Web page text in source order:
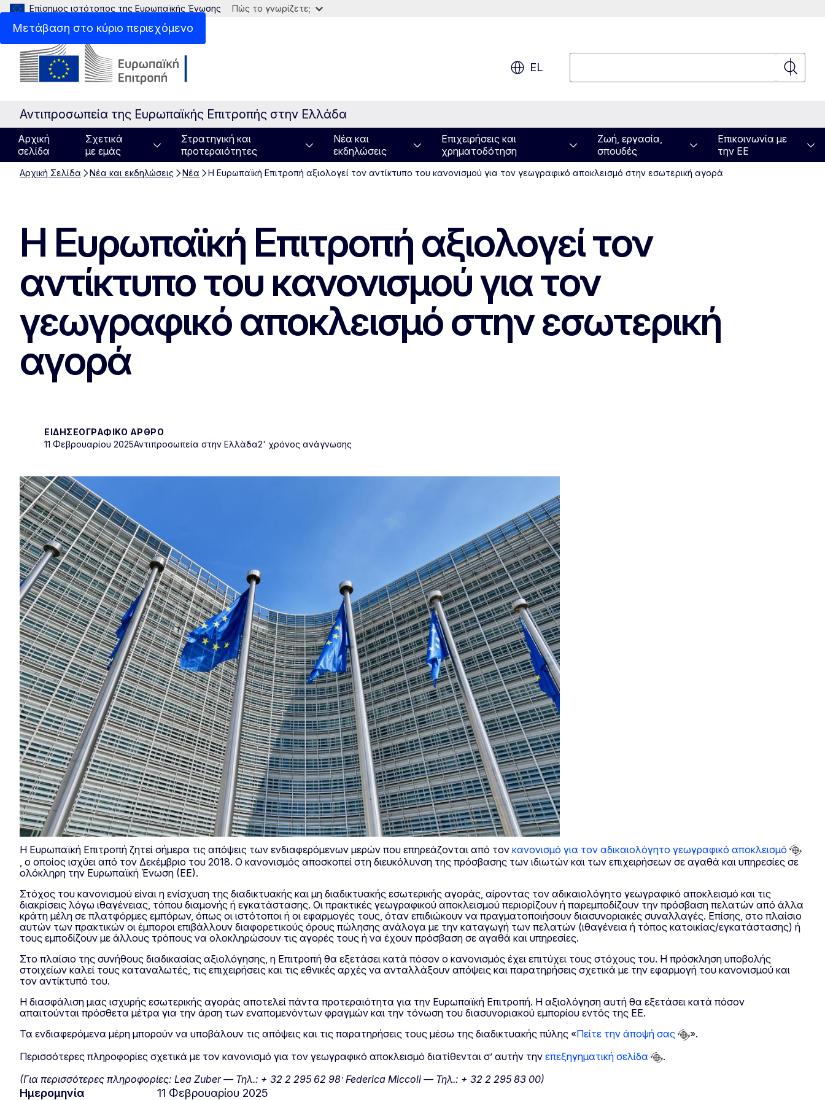
Μετάβαση στο κύριο περιεχόμενο
Επίσημος ιστότοπος της Ευρωπαϊκής Ένωσης Πώς το γνωρίζετε;
EL
Αντιπροσωπεία της Ευρωπαϊκής Επιτροπής στην Ελλάδα
Αρχική
σελίδα
Σχετικά
με εμάς
Στρατηγική και
προτεραιότητες
Νέα και
εκδηλώσεις
Επιχειρήσεις και
χρηματοδότηση
Ζωή, εργασία,
σπουδές
Επικοινωνία με
την ΕΕ
Αρχική Σελίδα Νέα και εκδηλώσεις Νέα Η Ευρωπαϊκή Επιτροπή αξιολογεί τον αντίκτυπο του κανονισμού για τον γεωγραφικό αποκλεισμό στην εσωτερική αγορά
Η Ευρωπαϊκή Επιτροπή αξιολογεί τον
αντίκτυπο του κανονισμού για τον
γεωγραφικό αποκλεισμό στην εσωτερική
αγορά
ΕΙΔΗΣΕΟΓΡΑΦΙΚΌ ΆΡΘΡΟ
11 Φεβρουαρίου 2025Αντιπροσωπεία στην Ελλάδα2' χρόνος ανάγνωσης
Η Ευρωπαϊκή Επιτροπή ζητεί σήμερα τις απόψεις των ενδιαφερόμενων μερών που επηρεάζονται από τον κανονισμό για τον αδικαιολόγητο γεωγραφικό αποκλεισμό
, ο οποίος ισχύει από τον Δεκέμβριο του 2018. Ο κανονισμός αποσκοπεί στη διευκόλυνση της πρόσβασης των ιδιωτών και των επιχειρήσεων σε αγαθά και υπηρεσίες σε
ολόκληρη την Ευρωπαϊκή Ένωση (ΕΕ).
Στόχος του κανονισμού είναι η ενίσχυση της διαδικτυακής και μη διαδικτυακής εσωτερικής αγοράς, αίροντας τον αδικαιολόγητο γεωγραφικό αποκλεισμό και τις
διακρίσεις λόγω ιθαγένειας, τόπου διαμονής ή εγκατάστασης. Οι πρακτικές γεωγραφικού αποκλεισμού περιορίζουν ή παρεμποδίζουν την πρόσβαση πελατών από άλλα
κράτη μέλη σε πλατφόρμες εμπόρων, όπως οι ιστότοποι ή οι εφαρμογές τους, όταν επιδιώκουν να πραγματοποιήσουν διασυνοριακές συναλλαγές. Επίσης, στο πλαίσιο
αυτών των πρακτικών οι έμποροι επιβάλλουν διαφορετικούς όρους πώλησης ανάλογα με την καταγωγή των πελατών (ιθαγένεια ή τόπος κατοικίας/εγκατάστασης) ή
τους εμποδίζουν με άλλους τρόπους να ολοκληρώσουν τις αγορές τους ή να έχουν πρόσβαση σε αγαθά και υπηρεσίες.
Στο πλαίσιο της συνήθους διαδικασίας αξιολόγησης, η Επιτροπή θα εξετάσει κατά πόσον ο κανονισμός έχει επιτύχει τους στόχους του. Η πρόσκληση υποβολής
στοιχείων καλεί τους καταναλωτές, τις επιχειρήσεις και τις εθνικές αρχές να ανταλλάξουν απόψεις και παρατηρήσεις σχετικά με την εφαρμογή του κανονισμού και
τον αντίκτυπό του.
Η διασφάλιση μιας ισχυρής εσωτερικής αγοράς αποτελεί πάντα προτεραιότητα για την Ευρωπαϊκή Επιτροπή. Η αξιολόγηση αυτή θα εξετάσει κατά πόσον
απαιτούνται πρόσθετα μέτρα για την άρση των εναπομενόντων φραγμών και την τόνωση του διασυνοριακού εμπορίου εντός της ΕΕ.
Τα ενδιαφερόμενα μέρη μπορούν να υποβάλουν τις απόψεις και τις παρατηρήσεις τους μέσω της διαδικτυακής πύλης «Πείτε την άποψή σας
».
Περισσότερες πληροφορίες σχετικά με τον κανονισμό για τον γεωγραφικό αποκλεισμό διατίθενται σ’ αυτήν την επεξηγηματική σελίδα
.
(Για περισσότερες πληροφορίες: Lea Zuber — Τηλ.: + 32 2 295 62 98· Federica Miccoli — Τηλ.: + 32 2 295 83 00)
Ημερομηνία
11 Φεβρουαρίου 2025